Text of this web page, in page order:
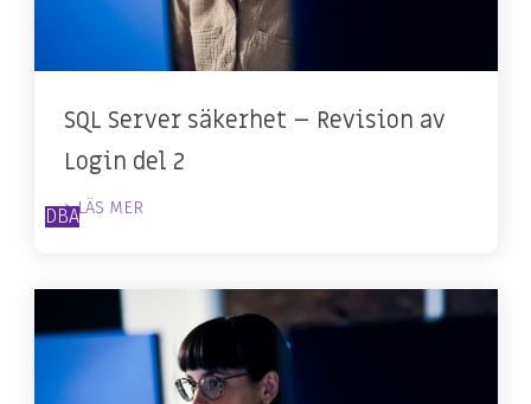
SQL Server säkerhet – Revision av
Login del 2
DBA> LÄS MER